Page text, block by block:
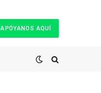
APÓYANOS AQUÍ